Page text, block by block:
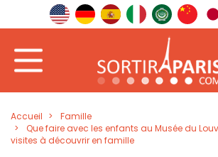
Accueil
Famille
Que faire avec les enfants au Musée du
visites à découvrir en famille